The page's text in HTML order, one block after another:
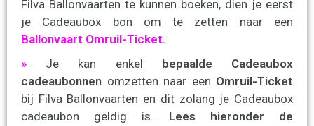
Filva Ballonvaarten te kunnen boeken, dien je eerst
je Cadeaubox bon om te zetten naar een
Ballonvaart Omruil-Ticket.
» Je kan enkel bepaalde Cadeaubox
cadeaubonnen omzetten naar een Omruil-Ticket
bij Filva Ballonvaarten en dit zolang je Cadeaubox
cadeaubon geldig is. Lees hieronder de